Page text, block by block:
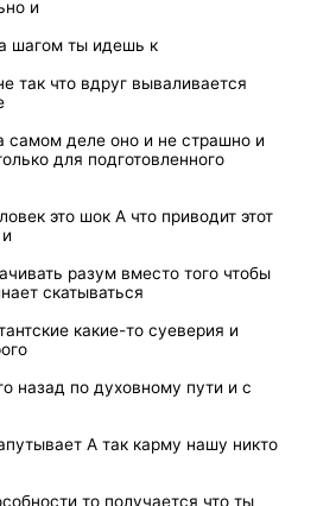
и
шагом ты идешь к
так что вдруг вываливается
самом деле оно и не страшно и
для подготовленного
это шок А что приводит этот
разум вместо того чтобы
скатываться
какие-то суеверия и
назад по духовному пути и с
А так карму нашу никто
то получается что ты